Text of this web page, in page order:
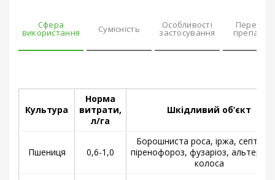
Сфера
використання Сумісність Особливості
застосування
Переваги
Культура
Норма
витрати,
л/га
Шкідливий об’єкт
Пшениця 0,6-1,0
Борошниста роса, іржа,
піренофороз, фузаріоз,
колоса